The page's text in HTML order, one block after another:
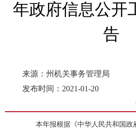
年政府信息公开
告
来源：州机关事务管理局
发布时间：2021-01-20
本年报根据《中华人民共和国政